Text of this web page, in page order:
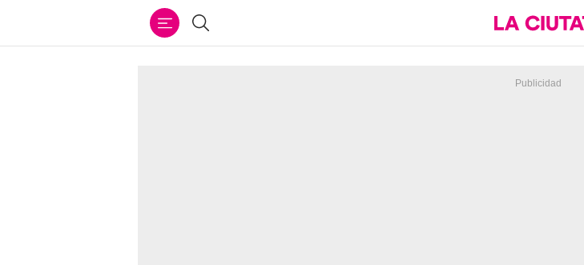
Cercar